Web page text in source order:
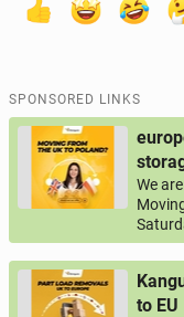
SPONSORED LINKS
We
to EU